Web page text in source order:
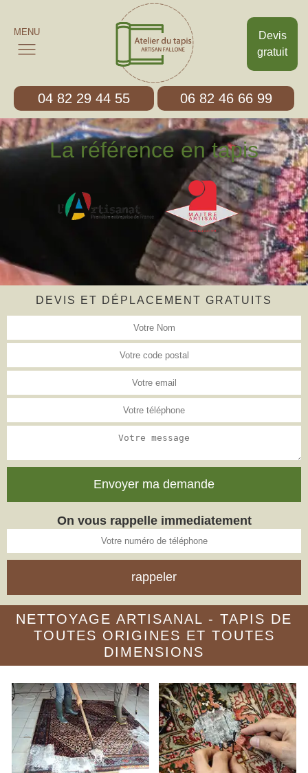
Devis
gratuit
MENU
04 82 29 44 55 06 82 46 66 99
La référence en tapis
DEVIS ET DÉPLACEMENT GRATUITS
On vous rappelle immediatement
NETTOYAGE ARTISANAL - TAPIS DE
TOUTES ORIGINES ET TOUTES
DIMENSIONS